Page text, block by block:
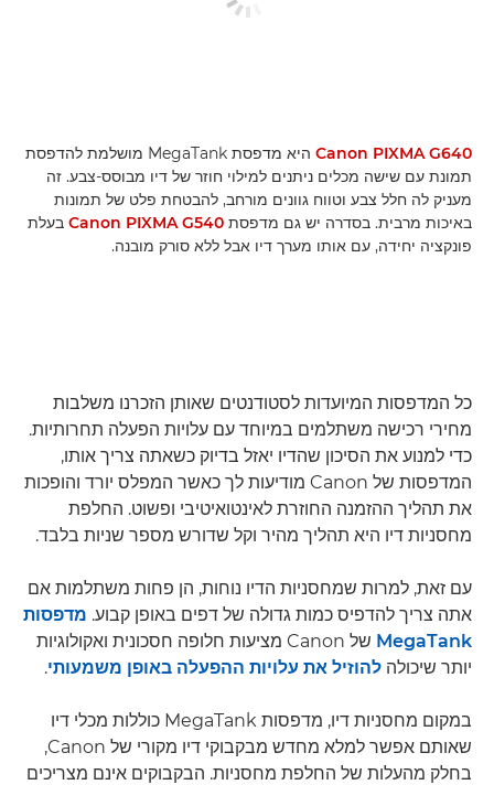
Canon PIXMA G640
היא מדפסת MegaTank מושלמת להדפסת
תמונת עם שישה מכלים ניתנים למילוי חוזר של דיו מבוסס-צבע. זה
מעניק לה חלל צבע וטווח גוונים מורחב, להבטחת פלט של תמונות
באיכות מרבית. בסדרה יש גם מדפסת Canon PIXMA G540 בעלת
פונקציה יחידה, עם אותו מערך דיו אבל ללא סורק מובנה.
כל המדפסות המיועדות לסטודנטים שאותן הזכרנו משלבות
מחירי רכישה משתלמים במיוחד עם עלויות הפעלה תחרותיות.
כדי למנוע את הסיכון שהדיו יאזל בדיוק כשאתה צריך אותו,
המדפסות של Canon מודיעות לך כאשר המפלס יורד והופכות
את תהליך ההזמנה החוזרת לאינטואיטיבי ופשוט. החלפת
מחסניות דיו היא תהליך מהיר וקל שדורש מספר שניות בלבד.
עם זאת, למרות שמחסניות הדיו נוחות, הן פחות משתלמות אם
אתה צריך להדפיס כמות גדולה של דפים באופן קבוע. מדפסות
MegaTank
של Canon מציעות חלופה חסכונית ואקולוגיות
יותר שיכולה להוזיל את עלויות ההפעלה באופן משמעותי.
במקום מחסניות דיו, מדפסות MegaTank כוללות מכלי דיו
שאותם אפשר למלא מחדש מבקבוקי דיו מקורי של Canon,
בחלק מהעלות של החלפת מחסניות. הבקבוקים אינם מצריכים